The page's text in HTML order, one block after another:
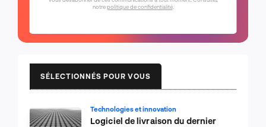
notrepolitique de confidentialité.
SÉLECTIONNÉS POUR VOUS
Technologies et innovation
Logiciel de livraison du dernier